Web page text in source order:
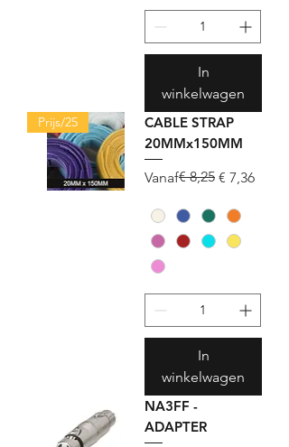
In
winkelwagen
Prijs/25
CABLE STRAP
20MMx150MM
Vanaf
Normale prijs
€ 8,25 € 7,36
Verkoopprijs
In
winkelwagen
NA3FF -
ADAPTER